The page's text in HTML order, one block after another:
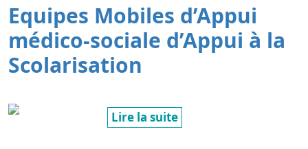
Equipes Mobiles d’Appui
médico-sociale d’Appui à la
Scolarisation
Lire la suite